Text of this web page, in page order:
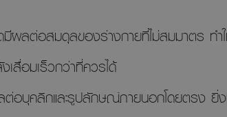
ผลต่อสมดุลของร่างกายที่ไม่สมมาตร ทำ
สื่อมเร็วกว่าที่ควรได้
อบุคลิกและรูปลักษณ์ภายนอกโดยตรง ยิ่